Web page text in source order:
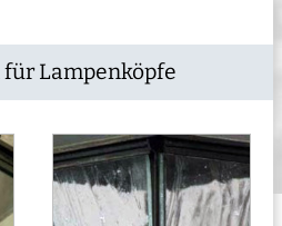
für Lampenköpfe